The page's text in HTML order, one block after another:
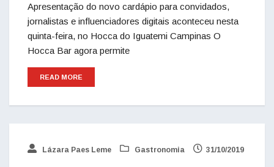
Apresentação do novo cardápio para convidados,
jornalistas e influenciadores digitais aconteceu nesta
quinta-feira, no Hocca do Iguatemi Campinas O
Hocca Bar agora permite
READ MORE
Lázara Paes Leme Gastronomia 31/10/2019